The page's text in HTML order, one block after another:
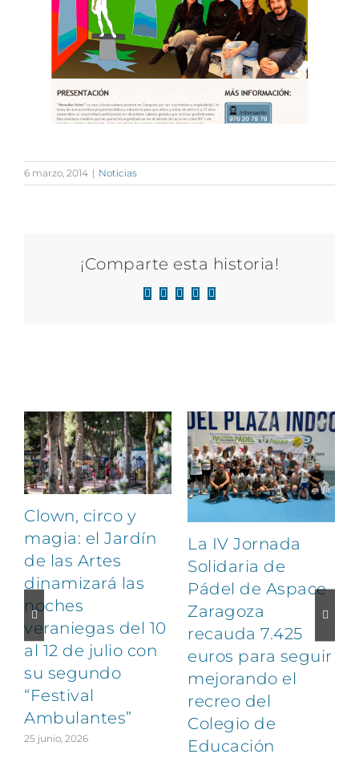
6 marzo, 2014 | Noticias
¡Comparte esta historia!
Facebook
X LinkedIn
WhatsApp
Correo
Clown, circo y
magia: el Jardín
de las Artes
dinamizará las
noches
veraniegas del 10
al 12 de julio con
su segundo
“Festival
Ambulantes”
25 junio, 2026
La IV Jornada
Solidaria de
Pádel de Aspace
Zaragoza
recauda 7.425
euros para seguir
mejorando el
recreo del
Colegio de
Educación